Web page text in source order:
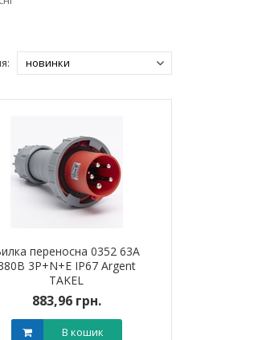
переносна 0352 63А
3Р+N+Е IP67 Argent
TAKEL
883,96 грн.
В кошик